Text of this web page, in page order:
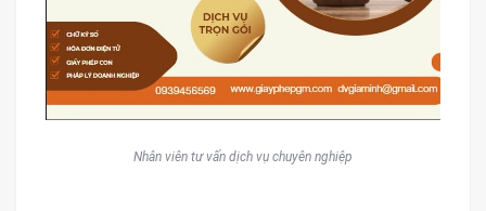
Nhân viên tư vấn dịch vụ chuyên nghiệp